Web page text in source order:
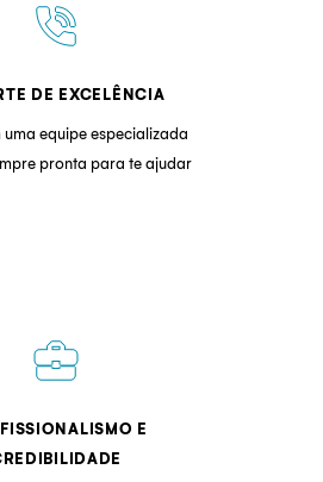
phone_in_talk
DE EXCELÊNCIA
uma equipe especializada
pronta para te ajudar
business_center
E